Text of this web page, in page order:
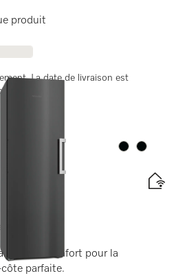
Label énergétique
produit
La date de livraison est
Couleur:Couleur:
de confort pour la
parfaite.